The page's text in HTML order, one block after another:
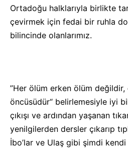
Ortadoğu halklarıyla birlikte
çevirmek için fedai bir ruhla
bilincinde olanlarımız.
”Her ölüm erken ölüm değildir,
öncüsüdür“ belirlemesiyle iyi
çıkışı ve ardından yaşanan
yenilgilerden dersler çıkarıp
İbo’lar ve Ulaş gibi şimdi kendi